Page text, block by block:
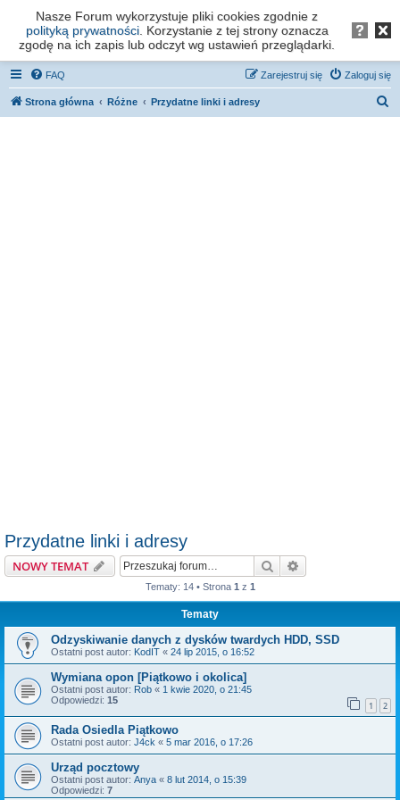
Forum os. Stefana Batorego - Poznań
FAQ Zaloguj się
Zarejestruj się
Strona główna Różne Przydatne linki i adresy
Przydatne linki i adresy
NOWY TEMAT Szukaj
Tematy: 14 • Strona 1 z 1
Tematy
Odzyskiwanie danych z dysków twardych HDD, SSD
Ostatni post autor: KodIT « 24 lip 2015, o 16:52
Wymiana opon [Piątkowo i okolica]
Ostatni post autor: Rob « 1 kwie 2020, o 21:45
Odpowiedzi: 15 1 2
Rada Osiedla Piątkowo
Ostatni post autor: J4ck « 5 mar 2016, o 17:26
Urząd pocztowy
Ostatni post autor: Anya « 8 lut 2014, o 15:39
Odpowiedzi: 7
Nasze Forum wykorzystuje pliki cookies zgodnie z
polityką prywatności. Korzystanie z tej strony oznacza
zgodę na ich zapis lub odczyt wg ustawień przeglądarki.